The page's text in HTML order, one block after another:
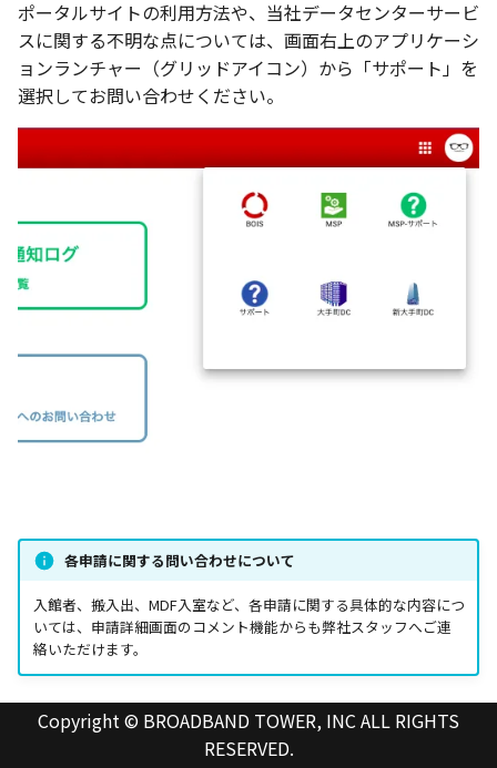
ポータルサイトの利用方法や、当社データセンターサービ
スに関する不明な点については、画面右上のアプリケーシ
ョンランチャー（グリッドアイコン）から「サポート」を
選択してお問い合わせください。
各申請に関する問い合わせについて
入館者、搬入出、MDF入室など、各申請に関する具体的な内容につ
いては、申請詳細画面のコメント機能からも弊社スタッフへご連
絡いただけます。
Copyright © BROADBAND TOWER, INC ALL RIGHTS
RESERVED.